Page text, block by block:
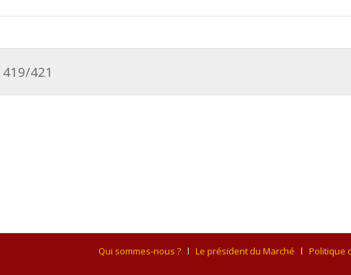
419/421
Qui sommes-nous ? Le président du Marché Politique